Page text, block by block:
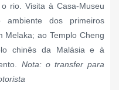
rio. Visita à Casa-Museu
dos primeiros
Melaka; ao Templo Cheng
chinês da Malásia e à
Nota: o transfer para